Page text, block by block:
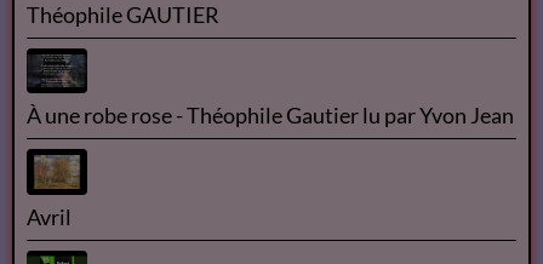
Théophile GAUTIER
À une robe rose - Théophile Gautier lu par Yvon Jean
Avril